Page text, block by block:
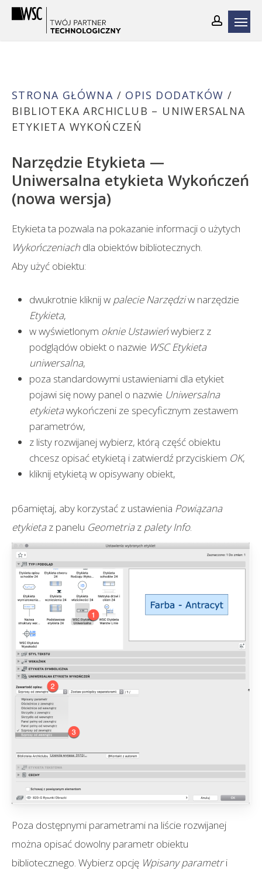
Skip
STRONA GŁÓWNA / OPIS DODATKÓW /
BIBLIOTEKA ARCHICLUB – UNIWERSALNA
ETYKIETA WYKOŃCZEŃ
Narzędzie Etykieta —
Uniwersalna etykieta Wykończeń
(nowa wersja)
Etykieta ta pozwala na pokazanie informacji o użytych
Wykończeniachdla obiektów bibliotecznych.
Aby użyć obiektu:
dwukrotnie kliknij w palecie Narzędziw narzędzie
Etykieta,
w wyświetlonym oknie Ustawieńwybierz z
podglądów obiekt o nazwie WSC Etykieta
uniwersalna,
poza standardowymi ustawieniami dla etykiet
pojawi się nowy panel o nazwie Uniwersalna
etykietawykończeni ze specyficznym zestawem
parametrów,
z listy rozwijanej wybierz, którą część obiektu
chcesz opisać etykietą i zatwierdź przyciskiem OK,
kliknij etykietą w opisywany obiekt,
p6amiętaj, aby korzystać z ustawienia Powiązana
etykietaz panelu Geometriaz palety Info.
Poza dostępnymi parametrami na liście rozwijanej
można opisać dowolny parametr obiektu
bibliotecznego. Wybierz opcję Wpisany parametri